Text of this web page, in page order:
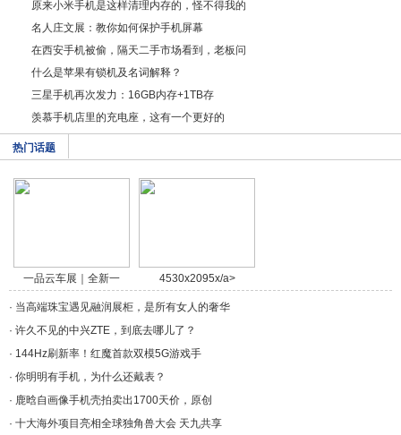
原来小米手机是这样清理内存的，怪不得我的
名人庄文展：教你如何保护手机屏幕
在西安手机被偷，隔天二手市场看到，老板问
什么是苹果有锁机及名词解释？
三星手机再次发力：16GB内存+1TB存
羡慕手机店里的充电座，这有一个更好的
热门话题
一品云车展｜全新一
代/a>
4530x2095x/a>
· 当高端珠宝遇见融润展柜，是所有女人的奢华
· 许久不见的中兴ZTE，到底去哪儿了？
· 144Hz刷新率！红魔首款双模5G游戏手
· 你明明有手机，为什么还戴表？
· 鹿晗自画像手机壳拍卖出1700天价，原创
· 十大海外项目亮相全球独角兽大会 天九共享